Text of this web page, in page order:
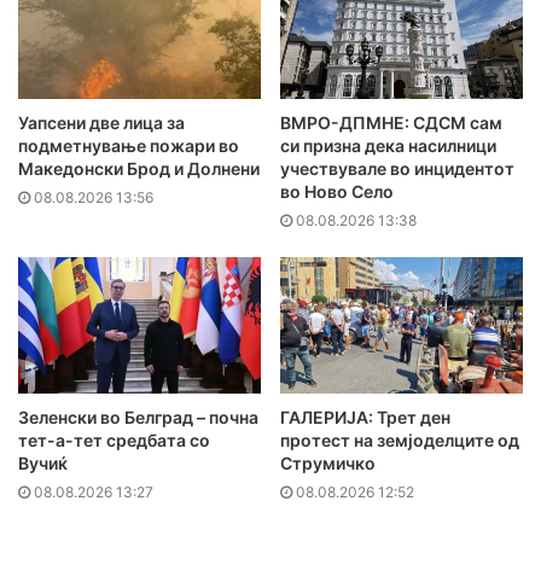
Уапсени две лица за
подметнување пожари во
Македонски Брод и Долнени
08.08.2026 13:56
ВМРО-ДПМНЕ: СДСМ сам
си призна дека насилници
учествувале во инцидентот
во Ново Село
08.08.2026 13:38
Зеленски во Белград – почна
тет-а-тет средбата со
Вучиќ
08.08.2026 13:27
ГАЛЕРИЈА: Трет ден
протест на земјоделците од
Струмичко
08.08.2026 12:52